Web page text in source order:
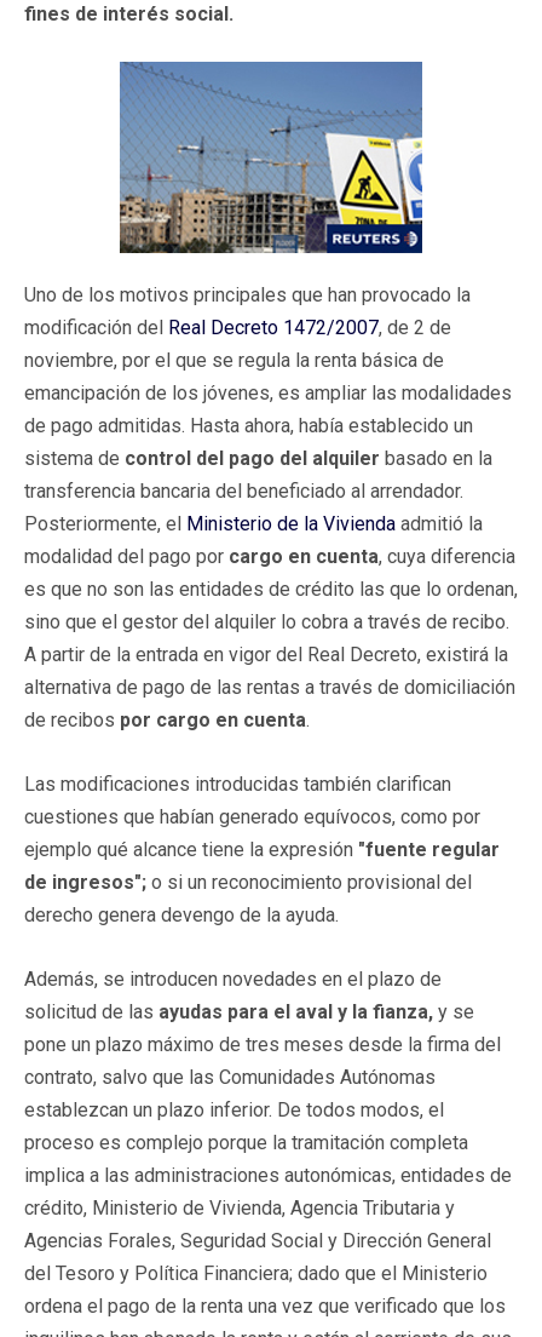
fines de interés social.
Uno de los motivos principales que han provocado la
modificación del Real Decreto 1472/2007, de 2 de
noviembre, por el que se regula la renta básica de
emancipación de los jóvenes, es ampliar las modalidades
de pago admitidas. Hasta ahora, había establecido un
sistema de control del pago del alquiler basado en la
transferencia bancaria del beneficiado al arrendador.
Posteriormente, el Ministerio de la Vivienda admitió la
modalidad del pago por cargo en cuenta, cuya diferencia
es que no son las entidades de crédito las que lo ordenan,
sino que el gestor del alquiler lo cobra a través de recibo.
A partir de la entrada en vigor del Real Decreto, existirá la
alternativa de pago de las rentas a través de domiciliación
de recibos por cargo en cuenta.
Las modificaciones introducidas también clarifican
cuestiones que habían generado equívocos, como por
ejemplo qué alcance tiene la expresión "fuente regular
de ingresos"; o si un reconocimiento provisional del
derecho genera devengo de la ayuda.
Además, se introducen novedades en el plazo de
solicitud de las ayudas para el aval y la fianza, y se
pone un plazo máximo de tres meses desde la firma del
contrato, salvo que las Comunidades Autónomas
establezcan un plazo inferior. De todos modos, el
proceso es complejo porque la tramitación completa
implica a las administraciones autonómicas, entidades de
crédito, Ministerio de Vivienda, Agencia Tributaria y
Agencias Forales, Seguridad Social y Dirección General
del Tesoro y Política Financiera; dado que el Ministerio
ordena el pago de la renta una vez que verificado que los